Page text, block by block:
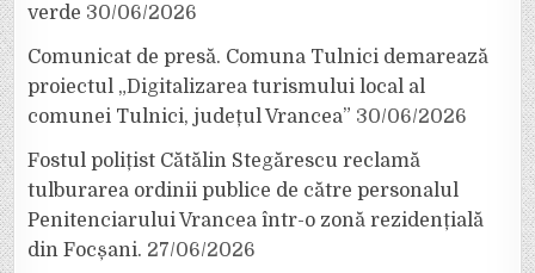
verde 30/06/2026
Comunicat de presă. Comuna Tulnici demarează
proiectul „Digitalizarea turismului local al
comunei Tulnici, județul Vrancea” 30/06/2026
Fostul polițist Cătălin Stegărescu reclamă
tulburarea ordinii publice de către personalul
Penitenciarului Vrancea într-o zonă rezidențială
din Focșani. 27/06/2026